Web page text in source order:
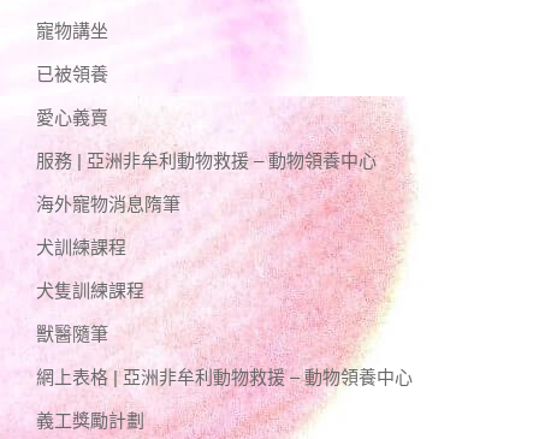
寵物講坐
已被領養
愛心義賣
服務 | 亞洲非牟利動物救援 – 動物領養中心
海外寵物消息隋筆
犬訓練課程
犬隻訓練課程
獸醫隨筆
網上表格 | 亞洲非牟利動物救援 – 動物領養中心
義工獎勵計劃